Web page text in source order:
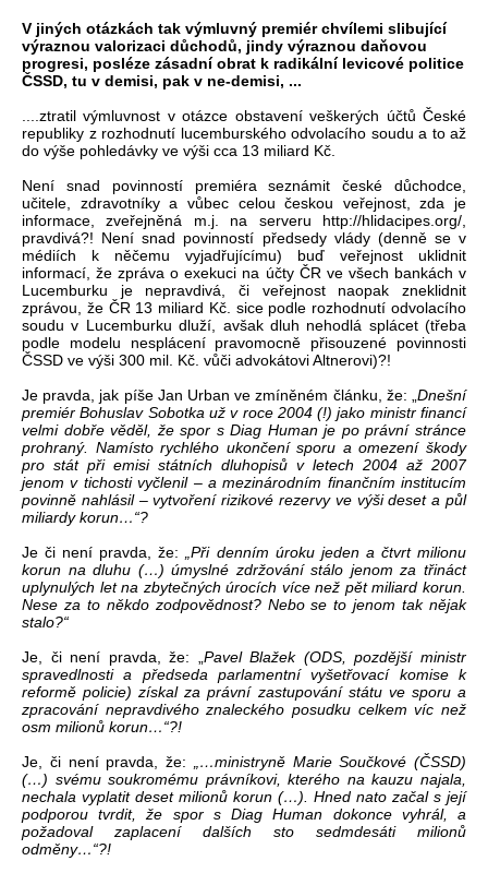
V jiných otázkách tak výmluvný premiér chvílemi slibující
výraznou valorizaci důchodů, jindy výraznou daňovou
progresi, posléze zásadní obrat k radikální levicové politice
ČSSD, tu v demisi, pak v ne-demisi, ...
....ztratil výmluvnost v otázce obstavení veškerých účtů České
republiky z rozhodnutí lucemburského odvolacího soudu a to až
do výše pohledávky ve výši cca 13 miliard Kč.
Není snad povinností premiéra seznámit české důchodce,
učitele, zdravotníky a vůbec celou českou veřejnost, zda je
informace, zveřejněná m.j. na serveru http://hlidacipes.org/,
pravdivá?! Není snad povinností předsedy vlády (denně se v
médiích k něčemu vyjadřujícímu) buď veřejnost uklidnit
informací, že zpráva o exekuci na účty ČR ve všech bankách v
Lucemburku je nepravdivá, či veřejnost naopak zneklidnit
zprávou, že ČR 13 miliard Kč. sice podle rozhodnutí odvolacího
soudu v Lucemburku dluží, avšak dluh nehodlá splácet (třeba
podle modelu nesplácení pravomocně přisouzené povinnosti
ČSSD ve výši 300 mil. Kč. vůči advokátovi Altnerovi)?!
Je pravda, jak píše Jan Urban ve zmíněném článku, že: „ Dnešní
premiér Bohuslav Sobotka už v roce 2004 (!) jako ministr financí
velmi dobře věděl, že spor s Diag Human je po právní stránce
prohraný. Namísto rychlého ukončení sporu a omezení škody
pro stát při emisi státních dluhopisů v letech 2004 až 2007
jenom v tichosti vyčlenil – a mezinárodním finančním institucím
povinně nahlásil – vytvoření rizikové rezervy ve výši deset a půl
miliardy korun…“?
Je či není pravda, že:
„Při denním úroku jeden a čtvrt milionu
korun na dluhu (…) úmyslné zdržování stálo jenom za třináct
uplynulých let na zbytečných úrocích více než pět miliard korun.
Nese za to někdo zodpovědnost? Nebo se to jenom tak nějak
stalo?“
Je, či není pravda, že: „ Pavel Blažek (ODS, pozdější ministr
spravedlnosti a předseda parlamentní vyšetřovací komise k
reformě policie) získal za právní zastupování státu ve sporu a
zpracování nepravdivého znaleckého posudku celkem víc než
osm milionů korun…“?!
Je, či není pravda, že:
„…ministryně Marie Součkové (ČSSD)
(…) svému soukromému právníkovi, kterého na kauzu najala,
nechala vyplatit deset milionů korun (…). Hned nato začal s její
podporou tvrdit, že spor s Diag Human dokonce vyhrál, a
požadoval zaplacení dalších sto sedmdesáti milionů
odměny…“?!